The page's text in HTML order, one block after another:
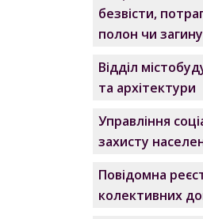
безвісти,
полон чи
Відділ
та архітектури
Управління
захисту
Повідомна
колективних